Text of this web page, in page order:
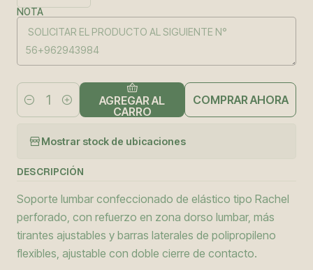
NOTA
Cantidad
AGREGAR AL
CARRO
COMPRAR AHORA
Mostrar stock de ubicaciones
DESCRIPCIÓN
Soporte lumbar confeccionado de elástico tipo Rachel
perforado, con refuerzo en zona dorso lumbar, más
tirantes ajustables y barras laterales de polipropileno
flexibles, ajustable con doble cierre de contacto.